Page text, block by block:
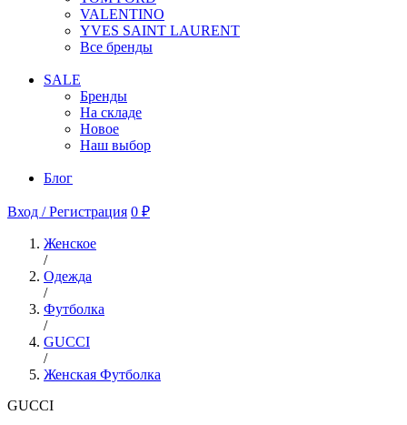
VALENTINO
YVES SAINT LAURENT
Все бренды
SALE
Бренды
На складе
Новое
Наш выбор
Блог
Вход / Регистрация 0 ₽
Женское
/
Одежда
/
Футболка
/
GUCCI
/
Женская Футболка
GUCCI